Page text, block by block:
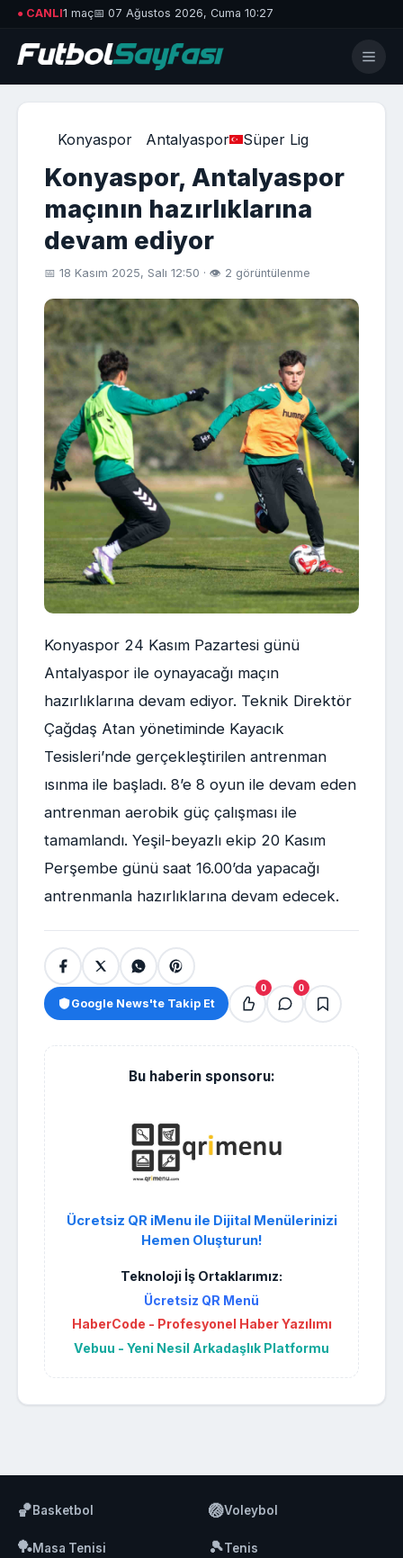
● CANLI1 maç📅 07 Ağustos 2026, Cuma 10:27
Konyaspor Antalyaspor Süper Lig
Konyaspor, Antalyaspor
maçının hazırlıklarına
devam ediyor
📅 18 Kasım 2025, Salı 12:50 · 👁 2 görüntülenme
Konyaspor 24 Kasım Pazartesi günü
Antalyaspor ile oynayacağı maçın
hazırlıklarına devam ediyor. Teknik Direktör
Çağdaş Atan yönetiminde Kayacık
Tesisleri’nde gerçekleştirilen antrenman
ısınma ile başladı. 8’e 8 oyun ile devam eden
antrenman aerobik güç çalışması ile
tamamlandı. Yeşil-beyazlı ekip 20 Kasım
Perşembe günü saat 16.00’da yapacağı
antrenmanla hazırlıklarına devam edecek.
Google News'te Takip Et
0 0
Bu haberin sponsoru:
Ücretsiz QR iMenu ile Dijital Menülerinizi
Hemen Oluşturun!
Teknoloji İş Ortaklarımız:
Ücretsiz QR Menü
HaberCode - Profesyonel Haber Yazılımı
Vebuu - Yeni Nesil Arkadaşlık Platformu
🏀Basketbol 🏐Voleybol
🏓Masa Tenisi 🎾Tenis